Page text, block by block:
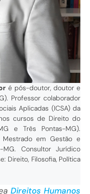
é pós-doutor, doutor e
Professor colaborador
Aplicadas (ICSA) da
cursos de Direito do
e Três Pontas-MG).
em Gestão e
MG. Consultor Jurídico
Direito, Filosofia, Política
Direitos Humanos